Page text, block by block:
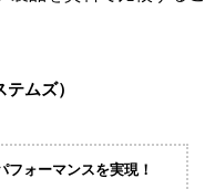
ムズ）
ォーマンスを実現！